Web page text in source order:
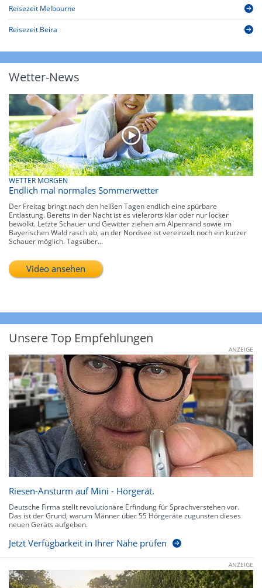
Reisezeit Melbourne
Reisezeit Beira
Wetter-News
WETTER MORGEN
Endlich mal normales Sommerwetter
Der Freitag bringt nach den heißen Tagen endlich eine spürbare
Entlastung. Bereits in der Nacht ist es vielerorts klar oder nur locker
bewölkt. Letzte Schauer und Gewitter ziehen am Alpenrand sowie im
Bayerischen Wald rasch ab, an der Nordsee ist vereinzelt noch ein kurzer
Schauer möglich. Tagsüber...
Video ansehen
Unsere Top Empfehlungen
ANZEIGE
Riesen-Ansturm auf Mini - Hörgerät.
Deutsche Firma stellt revolutionäre Erfindung für Sprachverstehen vor.
Das ist der Grund, warum Männer über 55 Hörgeräte zugunsten dieses
neuen Geräts aufgeben.
Jetzt Verfügbarkeit in Ihrer Nähe prüfen
ANZEIGE